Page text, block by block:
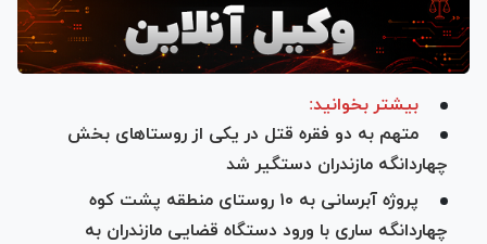
بیشتر بخوانید:
متهم به دو فقره قتل در یکی از روستا‌های بخش
چهاردانگه مازندران دستگیر شد
پروژه آبرسانی به ۱۰ روستای منطقه پشت کوه
چهاردانگه ساری با ورود دستگاه قضایی مازندران به